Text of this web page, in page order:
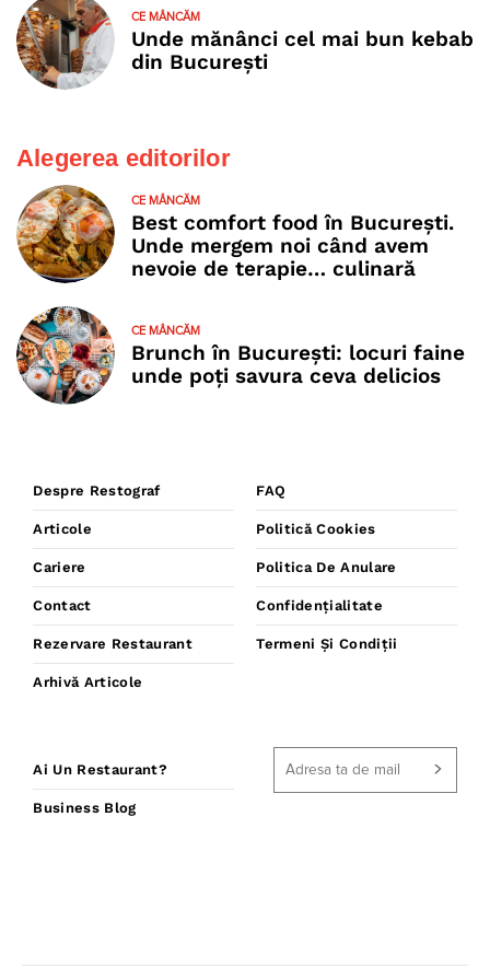
CE MÂNCĂM
Unde mănânci cel mai bun kebab
din București
Alegerea editorilor
CE MÂNCĂM
Best comfort food în București.
Unde mergem noi când avem
nevoie de terapie… culinară
CE MÂNCĂM
Brunch în București: locuri faine
unde poţi savura ceva delicios
Despre Restograf
Articole
Cariere
Contact
Rezervare Restaurant
Arhivă Articole
FAQ
Politică Cookies
Politica De Anulare
Confidențialitate
Termeni Și Condiții
Ai Un Restaurant?
Business Blog